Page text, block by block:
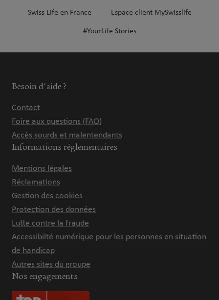
Swiss Life en France Espace client MySwisslife
#YourLife Stories
Besoin d'aide ?
Contact
Foire aux questions (FAQ)
Accès sourds et malentendants
Informations réglementaires
Mentions légales
Réclamations
Gestion des cookies
Protection des données
Lutte contre la fraude
Accessibilté numérique pour les personnes en situation
de handicap
Autres sites du groupe
Nos engagements